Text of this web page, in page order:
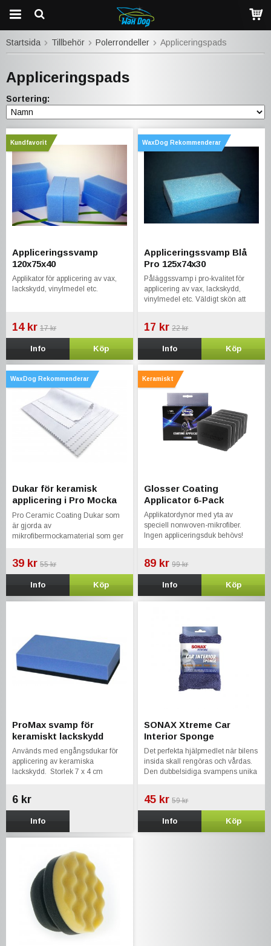
Startsida Tillbehör Polerrondeller Appliceringspads
Appliceringspads
Sortering:
Kundfavorit
Appliceringssvamp
120x75x40
Applikator för applicering av vax,
lackskydd, vinylmedel etc.
14 kr 17 kr
Info Köp
WaxDog Rekommenderar
Appliceringssvamp Blå
Pro 125x74x30
Påläggssvamp i pro-kvalitet för
applicering av vax, lackskydd,
vinylmedel etc. Väldigt skön att
17 kr 22 kr
Info Köp
WaxDog Rekommenderar
Dukar för keramisk
applicering i Pro Mocka
5-Pack
Pro Ceramic Coating Dukar som
är gjorda av
mikrofibermockamaterial som ger
39 kr 55 kr
Info Köp
Keramiskt
Glosser Coating
Applicator 6-Pack
Applikatordynor med yta av
speciell nonwoven-mikrofiber.
Ingen appliceringsduk behövs!
89 kr 99 kr
Info Köp
ProMax svamp för
keramiskt lackskydd
Används med engångsdukar för
applicering av keramiska
lackskydd. Storlek 7 x 4 cm
6 kr
Info
SONAX Xtreme Car
Interior Sponge
Det perfekta hjälpmedlet när bilens
insida skall rengöras och vårdas.
Den dubbelsidiga svampens unika
45 kr 59 kr
Info Köp